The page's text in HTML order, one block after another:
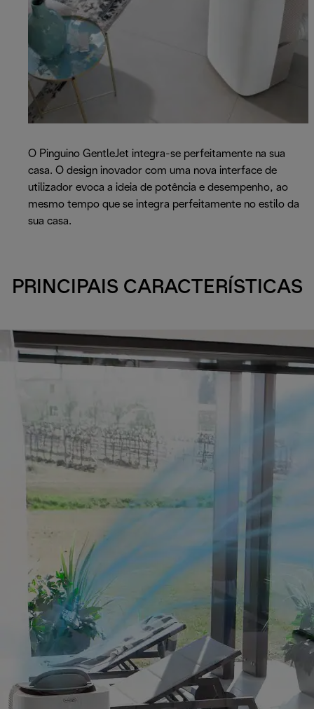
O Pinguino GentleJet integra-se perfeitamente na sua
casa. O design inovador com uma nova interface de
utilizador evoca a ideia de potência e desempenho, ao
mesmo tempo que se integra perfeitamente no estilo da
sua casa.
PRINCIPAIS CARACTERÍSTICAS